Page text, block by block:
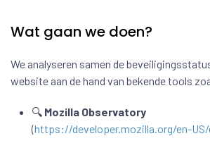
Wat gaan we doen?
We analyseren samen de
website aan de hand van bekende tools
🔍 Mozilla Observatory
(https://developer.mozilla.org/en-